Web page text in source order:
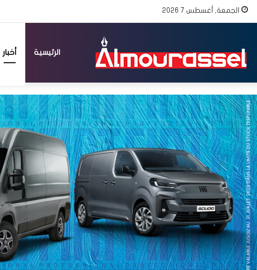
الجمعة, أغسطس 7 2026
الرئيسية أخبار